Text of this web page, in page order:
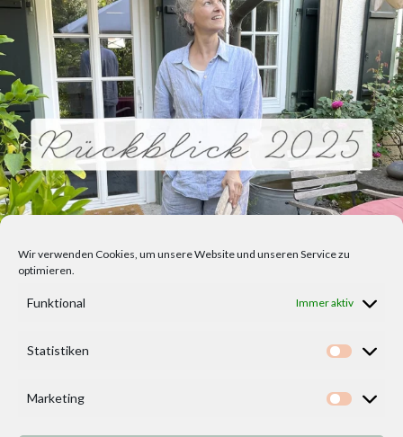
Wir verwenden Cookies, um unsere Website und unseren Service zu
optimieren.
Funktional Immer aktiv
Statistiken
Marketing